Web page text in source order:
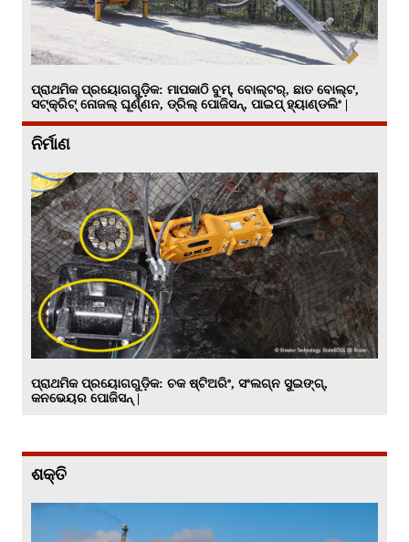
ପ୍ରାଥମିକ ପ୍ରୟୋଗଗୁଡ଼ିକ: ମାପକାଠି ବୁମ୍, ବୋଲ୍ଟର୍, ଛାତ ବୋଲ୍ଟ,
ସଟ୍କ୍ରିଟ୍ ନୋଜଲ୍ ଘୂର୍ଣ୍ଣନ, ଡ୍ରିଲ୍ ପୋଜିସନ୍, ପାଇପ୍ ହ୍ୟାଣ୍ଡଲିଂ |
ନିର୍ମାଣ
ପ୍ରାଥମିକ ପ୍ରୟୋଗଗୁଡ଼ିକ: ଚକ ଷ୍ଟିଅରିଂ, ସଂଲଗ୍ନ ସୁଇଙ୍ଗ୍,
କନଭେୟର ପୋଜିସନ୍ |
ଶକ୍ତି